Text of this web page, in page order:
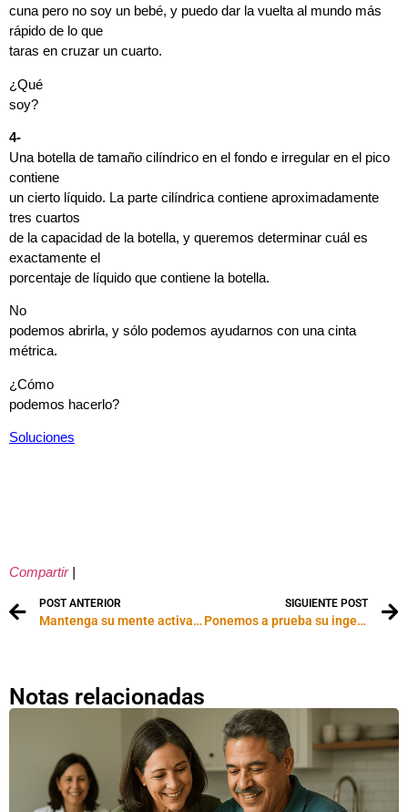
cuna pero no soy un bebé, y puedo dar la vuelta al mundo más
rápido de lo que
taras en cruzar un cuarto.
¿Qué
soy?
4-
Una botella de tamaño cilíndrico en el fondo e irregular en el pico
contiene
un cierto líquido. La parte cilíndrica contiene aproximadamente
tres cuartos
de la capacidad de la botella, y queremos determinar cuál es
exactamente el
porcentaje de líquido que contiene la botella.
No
podemos abrirla, y sólo podemos ayudarnos con una cinta
métrica.
¿Cómo
podemos hacerlo?
Soluciones
Compartir
POST ANTERIOR
Mantenga su mente activa. Soluciones
SIGUIENTE POST
Ponemos a prueba su ingenio. Soluciones
Notas relacionadas